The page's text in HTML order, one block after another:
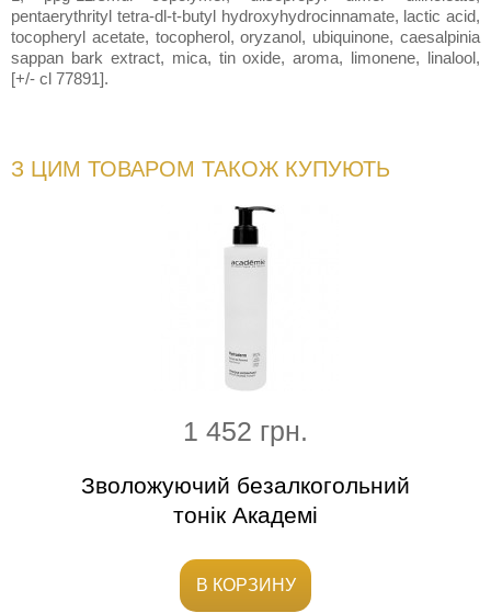
pentaerythrityl tetra-dl-t-butyl hydroxyhydrocinnamate, lactic acid,
tocopheryl acetate, tocopherol, oryzanol, ubiquinone, caesalpinia
sappan bark extract, mica, tin oxide, aroma, limonene, linalool,
[+/- cl 77891].
З ЦИМ ТОВАРОМ ТАКОЖ КУПУЮТЬ
1 452 грн.
Зволожуючий безалкогольний
тонік Академі
В КОРЗИНУ